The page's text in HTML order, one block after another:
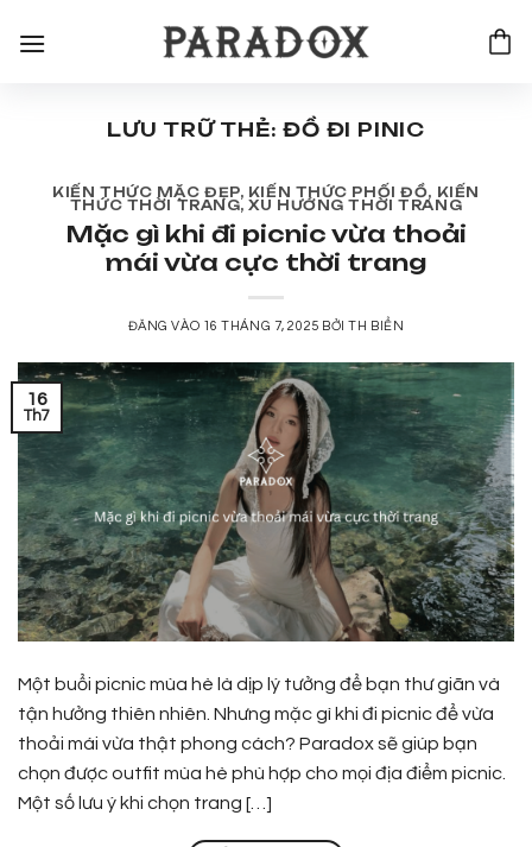
qua
LƯU TRỮ THẺ:ĐỒ ĐI PINIC
KIẾN THỨC MẶC ĐẸP, KIẾN THỨC PHỐI ĐỒ, KIẾN
THỨC THỜI TRANG,XU HƯỚNG THỜI TRANG
Mặc gì khi đi picnic vừa thoải
mái vừa cực thời trang
ĐĂNG VÀO 16 THÁNG 7, 2025 BỞITH BIỂN
16
Th7
Một buổi picnic mùa hè là dịp lý tưởng để bạn thư giãn và
tận hưởng thiên nhiên. Nhưng mặc gì khi đi picnic để vừa
thoải mái vừa thật phong cách? Paradox sẽ giúp bạn
chọn được outfit mùa hè phù hợp cho mọi địa điểm picnic.
Một số lưu ý khi chọn trang […]